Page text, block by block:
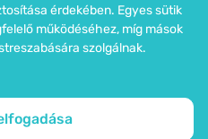
érdekében. Egyes sütik
működéséhez, míg mások
szolgálnak.
adatok garantált védelme